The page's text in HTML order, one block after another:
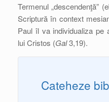
Termenul „descendenţă”
Scriptură în context
Paul îl va individualiza pe
lui Cristos (Gal3,19).
Cateheze